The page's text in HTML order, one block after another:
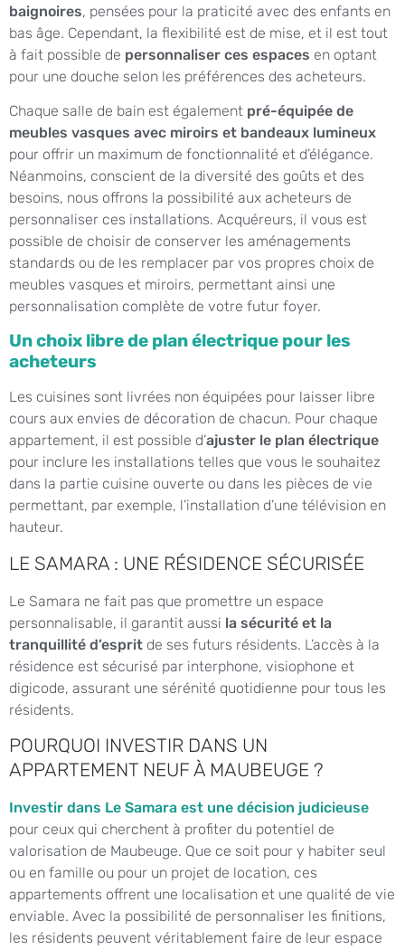
baignoires, pensées pour la praticité avec des enfants en
bas âge. Cependant, la flexibilité est de mise, et il est tout
à fait possible de personnaliser ces espaces en optant
pour une douche selon les préférences des acheteurs.
Chaque salle de bain est également pré-équipée de
meubles vasques avec miroirs et bandeaux lumineux
pour offrir un maximum de fonctionnalité et d’élégance.
Néanmoins, conscient de la diversité des goûts et des
besoins, nous offrons la possibilité aux acheteurs de
personnaliser ces installations. Acquéreurs, il vous est
possible de choisir de conserver les aménagements
standards ou de les remplacer par vos propres choix de
meubles vasques et miroirs, permettant ainsi une
personnalisation complète de votre futur foyer.
Un choix libre de plan électrique pour les
acheteurs
Les cuisines sont livrées non équipées pour laisser libre
cours aux envies de décoration de chacun. Pour chaque
appartement, il est possible d’ajuster le plan électrique
pour inclure les installations telles que vous le souhaitez
dans la partie cuisine ouverte ou dans les pièces de vie
permettant, par exemple, l’installation d’une télévision en
hauteur.
LE SAMARA : UNE RÉSIDENCE SÉCURISÉE
Le Samara ne fait pas que promettre un espace
personnalisable, il garantit aussi la sécurité et la
tranquillité d’esprit de ses futurs résidents. L’accès à la
résidence est sécurisé par interphone, visiophone et
digicode, assurant une sérénité quotidienne pour tous les
résidents.
POURQUOI INVESTIR DANS UN
APPARTEMENT NEUF À MAUBEUGE ?
Investir dans Le Samara est une décision judicieuse
pour ceux qui cherchent à profiter du potentiel de
valorisation de Maubeuge. Que ce soit pour y habiter seul
ou en famille ou pour un projet de location, ces
appartements offrent une localisation et une qualité de vie
enviable. Avec la possibilité de personnaliser les finitions,
les résidents peuvent véritablement faire de leur espace